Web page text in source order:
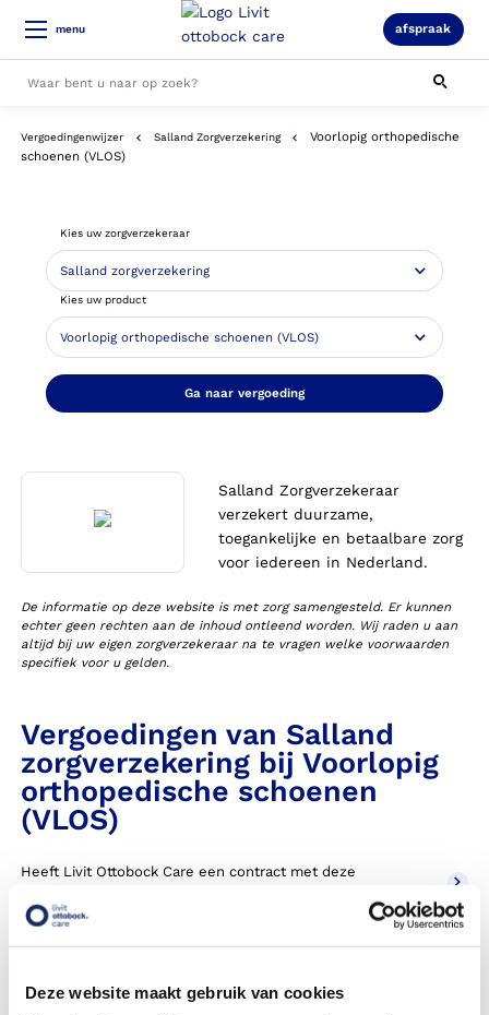
Deze website maakt gebruik van cookies
menu afspraak
Alle resultaten
Vergoedingenwijzer Salland Zorgverzekering
Voorlopig orthopedische
schoenen (VLOS)
Kies uw zorgverzekeraar
Kies uw product
Ga naar vergoeding
Salland Zorgverzekeraar
verzekert duurzame,
toegankelijke en betaalbare zorg
voor iedereen in Nederland.
De informatie op deze website is met zorg samengesteld. Er kunnen
echter geen rechten aan de inhoud ontleend worden. Wij raden u aan
altijd bij uw eigen zorgverzekeraar na te vragen welke voorwaarden
specifiek voor u gelden.
Vergoedingen van Salland
zorgverzekering bij Voorlopig
orthopedische schoenen
(VLOS)
Heeft Livit Ottobock Care een contract met deze